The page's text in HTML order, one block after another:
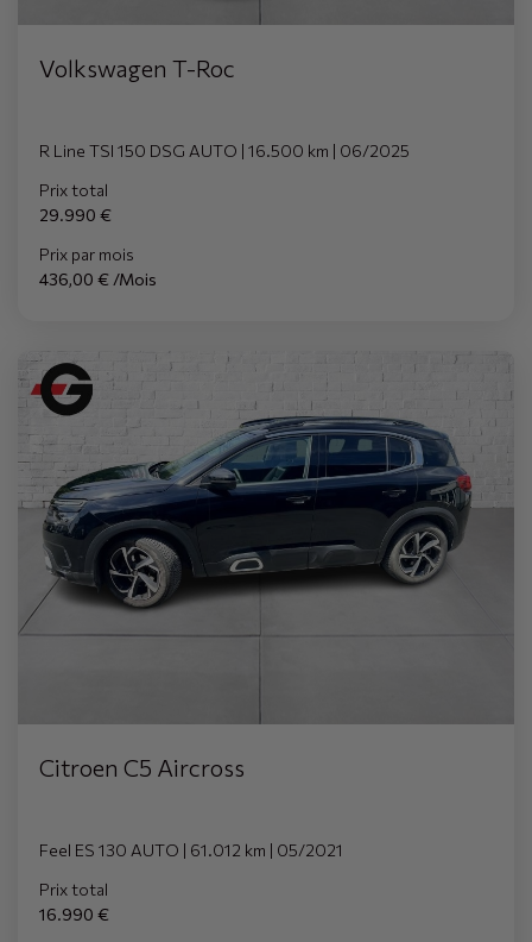
Volkswagen T-Roc
R Line TSI 150 DSG AUTO | 16.500 km | 06/2025
Prix total
29.990 €
Prix par mois
436,00 € /Mois
Citroen C5 Aircross
Feel ES 130 AUTO | 61.012 km | 05/2021
Prix total
16.990 €